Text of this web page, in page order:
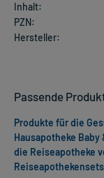
Inhalt:
PZN:
Hersteller:
Passende
Produkte für die
Hausapotheke Baby
die Reiseapotheke
Reiseapothekensets